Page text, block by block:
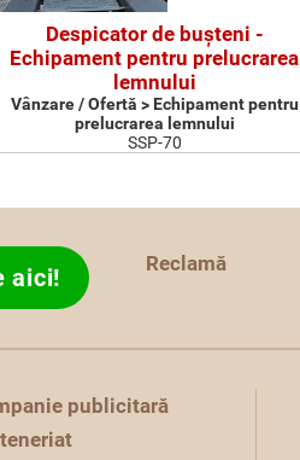
Despicator de buşteni -
Echipament pentru prelucrarea
lemnului
Vânzare / Ofertă > Echipament pentru
prelucrarea lemnului
SSP-70
aici! Reclamă
publicitară